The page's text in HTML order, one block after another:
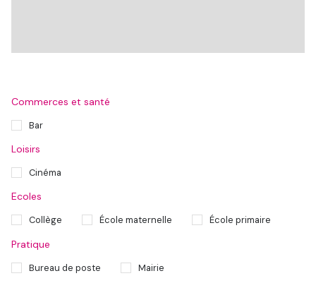
Commerces et santé
Bar
Loisirs
Cinéma
Ecoles
Collège École maternelle École primaire
Pratique
Bureau de poste Mairie